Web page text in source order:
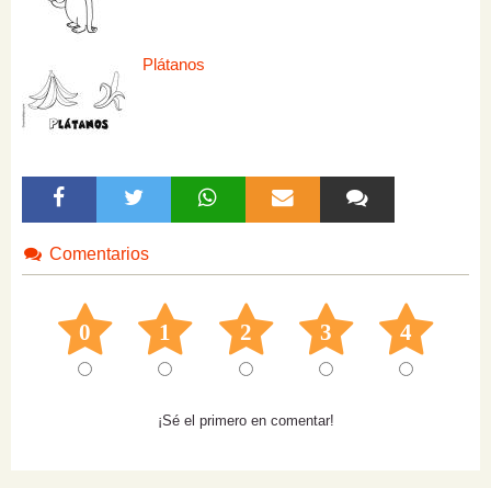
Plátanos
Comentarios
0 1 2 3 4
¡Sé el primero en comentar!